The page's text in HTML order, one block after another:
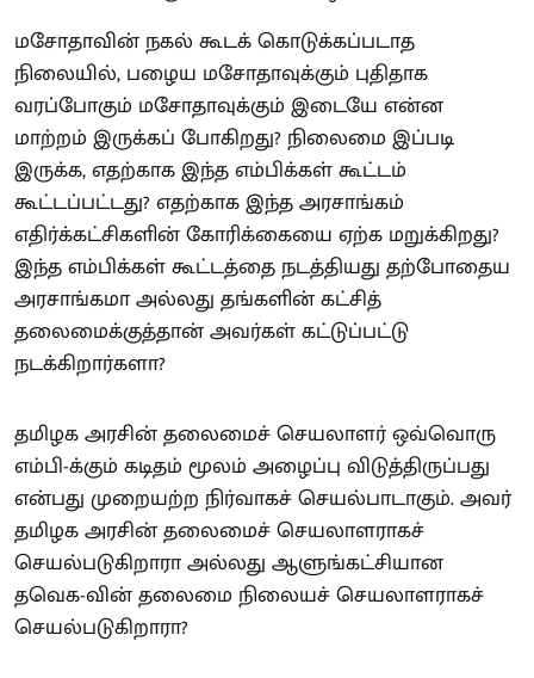
மசோதாவின் நகல் கூடக் கொடுக்கப்படாத
நிலையில், பழைய மசோதாவுக்கும் புதிதாக
வரப்போகும் மசோதாவுக்கும் இடையே என்ன
மாற்றம் இருக்கப் போகிறது? நிலைமை இப்படி
இருக்க, எதற்காக இந்த எம்பிக்கள் கூட்டம்
கூட்டப்பட்டது? எதற்காக இந்த அரசாங்கம்
எதிர்க்கட்சிகளின் கோரிக்கையை ஏற்க மறுக்கிறது?
இந்த எம்பிக்கள் கூட்டத்தை நடத்தியது தற்போதைய
அரசாங்கமா அல்லது தங்களின் கட்சித்
தலைமைக்குத்தான் அவர்கள் கட்டுப்பட்டு
நடக்கிறார்களா?
தமிழக அரசின் தலைமைச் செயலாளர் ஒவ்வொரு
எம்பி-க்கும் கடிதம் மூலம் அழைப்பு விடுத்திருப்பது
என்பது முறையற்ற நிர்வாகச் செயல்பாடாகும். அவர்
தமிழக அரசின் தலைமைச் செயலாளராகச்
செயல்படுகிறாரா அல்லது ஆளுங்கட்சியான
தவெக-வின் தலைமை நிலையச் செயலாளராகச்
செயல்படுகிறாரா?